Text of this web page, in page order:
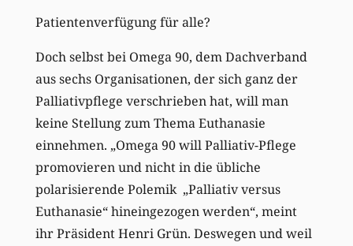
Patientenverfügung für alle?
Doch selbst bei Omega 90, dem Dachverband
aus sechs Organisationen, der sich ganz der
Palliativpflege verschrieben hat, will man
keine Stellung zum Thema Euthanasie
einnehmen. „Omega 90 will Palliativ-Pflege
promovieren und nicht in die übliche
polarisierende Polemik „Palliativ versus
Euthanasie“ hineingezogen werden“, meint
ihr Präsident Henri Grün. Deswegen und weil